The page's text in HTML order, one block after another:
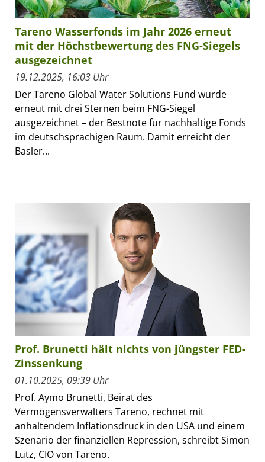
Tareno Wasserfonds im Jahr 2026 erneut
mit der Höchstbewertung des FNG-Siegels
ausgezeichnet
19.12.2025, 16:03 Uhr
Der Tareno Global Water Solutions Fund wurde
erneut mit drei Sternen beim FNG-Siegel
ausgezeichnet – der Bestnote für nachhaltige Fonds
im deutschsprachigen Raum. Damit erreicht der
Basler...
Prof. Brunetti hält nichts von jüngster FED-
Zinssenkung
01.10.2025, 09:39 Uhr
Prof. Aymo Brunetti, Beirat des
Vermögensverwalters Tareno, rechnet mit
anhaltendem Inflationsdruck in den USA und einem
Szenario der finanziellen Repression, schreibt Simon
Lutz, CIO von Tareno.